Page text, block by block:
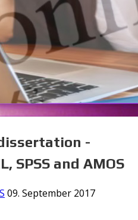
-
SPSS and AMOS
09. September 2017